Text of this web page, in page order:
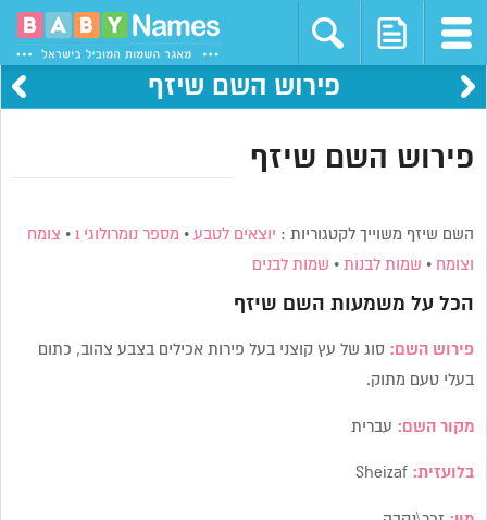
פירוש השם שיזף
פירוש השם שיזף
השם שיזף משוייך לקטגוריות : יוצאים לטבע • מספר נומרולוגי 1 • צומח
וצומח • שמות לבנות • שמות לבנים
הכל על משמעות השם שיזף
פירוש השם: סוג של עץ קוצני בעל פירות אכילים בצבע צהוב, כתום
בעלי טעם מתוק.
מקור השם: עברית
בלועזית: Sheizaf